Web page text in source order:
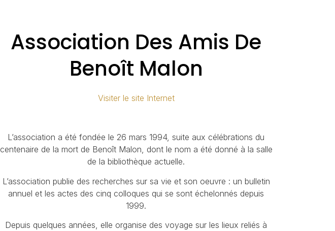
Association Des Amis De
Benoît Malon
Visiter le site Internet
L’association a été fondée le 26 mars 1994, suite aux célébrations du
centenaire de la mort de Benoît Malon, dont le nom a été donné à la salle
de la bibliothèque actuelle.
L’association publie des recherches sur sa vie et son oeuvre : un bulletin
annuel et les actes des cinq colloques qui se sont échelonnés depuis
1999.
Depuis quelques années, elle organise des voyage sur les lieux reliés à